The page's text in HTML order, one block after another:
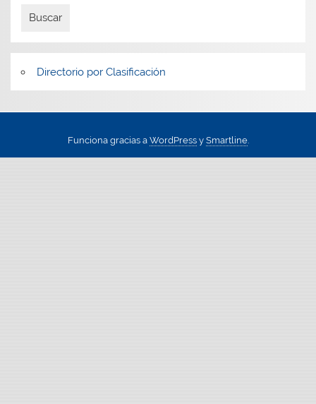
Directorio por Clasificación
Funciona gracias a WordPressy Smartline.